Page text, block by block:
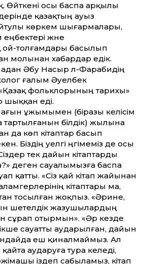
Өйткені осы баспа арқылы
қазақтың ауыз
көркем шығармалары,
және
ой-толғамдары басылып
молынан хабардар едік.
Әбу Насыр әл-Фарабидің
ғалым Әуелбек
фольклорының тарихы»
шыққан еді.
ұжымымен (біразы келісім
білдік) жылына
да көп кітаптар басып
Біздің әуелгі әңгімеміз де осы
тек дайын кітаптарды
деген сауалымызға баспа
қатты. «Сіз қай кітап жайынан
кітаптары ма,
тосылған жоқпыз. «Әрине,
шетелдік жазушылардың
сұрап отырмын». «Әр кезде
сауатты аударылған, дайын
еш қиналмаймыз. Ал
аударуға тура келеді,
іздеп сабыламыз, кітап